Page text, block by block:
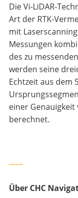
Die Vi-LiDAR-
Art der RTK-
mit
Messungen
des zu
werden seine
Echtzeit aus dem
einer
berechnet.
Über CHC